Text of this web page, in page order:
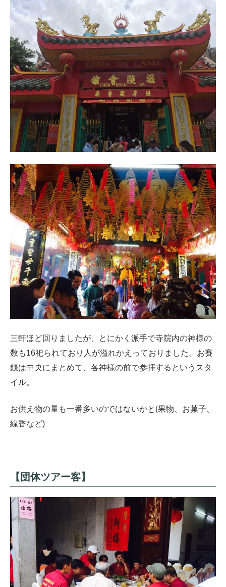
三軒ほど回りましたが、とにかく派手で寺院内の神様の
数も16祀られており人が溢れかえっておりました。お賽
銭は中央にまとめて、各神様の前で参拝するというスタ
イル。
お供え物の量も一番多いのではないかと(果物、お菓子、
線香など)
【団体ツアー客】